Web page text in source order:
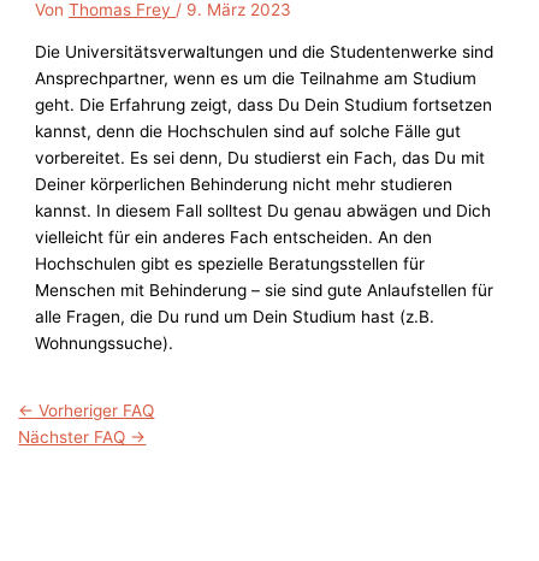
VonThomas Frey / 9. März 2023
Die Universitätsverwaltungen und die Studentenwerke sind
Ansprechpartner, wenn es um die Teilnahme am Studium
geht. Die Erfahrung zeigt, dass Du Dein Studium fortsetzen
kannst, denn die Hochschulen sind auf solche Fälle gut
vorbereitet. Es sei denn, Du studierst ein Fach, das Du mit
Deiner körperlichen Behinderung nicht mehr studieren
kannst. In diesem Fall solltest Du genau abwägen und Dich
vielleicht für ein anderes Fach entscheiden. An den
Hochschulen gibt es spezielle Beratungsstellen für
Menschen mit Behinderung – sie sind gute Anlaufstellen für
alle Fragen, die Du rund um Dein Studium hast (z.B.
Wohnungssuche).
← Vorheriger FAQ
Nächster FAQ →